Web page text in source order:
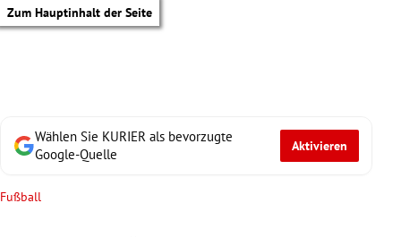
Zum Hauptinhalt der Seite
Wählen Sie KURIER als bevorzugte
Google-Quelle
Aktivieren
Fußball